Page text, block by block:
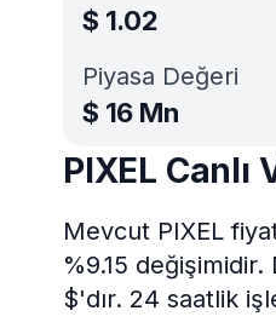
$ 1.02
Piyasa Değeri
$ 16 Mn
PIXEL Canlı
Mevcut PIXEL
%9.15
$'dır. 24 saatlik